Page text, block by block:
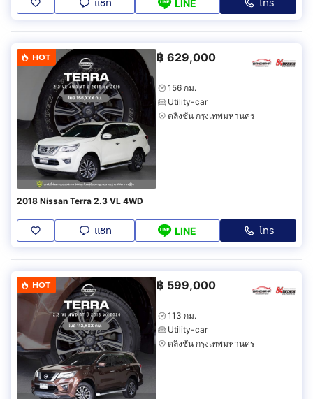
LINE
HOT ฿ 629,000
156 กม.
Utility-car
ตลิ่งชัน กรุงเทพมหานคร
2018 Nissan Terra 2.3 VL 4WD
แชท LINE โทร
HOT ฿ 599,000
113 กม.
Utility-car
ตลิ่งชัน กรุงเทพมหานคร